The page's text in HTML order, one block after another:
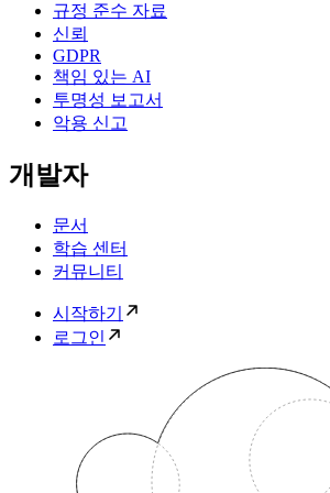
규정 준수 자료
신뢰
GDPR
책임 있는 AI
투명성 보고서
악용 신고
개발자
문서
학습 센터
커뮤니티
시작하기
로그인